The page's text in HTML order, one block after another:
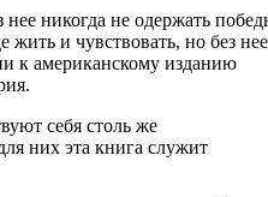
нее никогда не одержать
и чувствовать, но без нее
к американскому изданию
себя столь же
них эта книга служит